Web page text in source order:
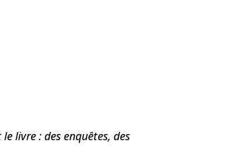
livre : des enquêtes, des